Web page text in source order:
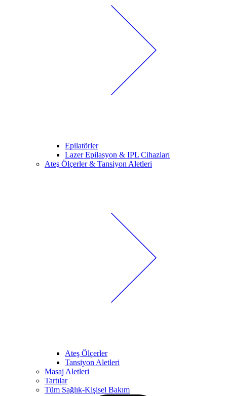
Epilatörler
Lazer Epilasyon & IPL Cihazları
Ateş Ölçerler & Tansiyon Aletleri
Ateş Ölçerler
Tansiyon Aletleri
Masaj Aletleri
Tartılar
Tüm Sağlık-Kişisel Bakım